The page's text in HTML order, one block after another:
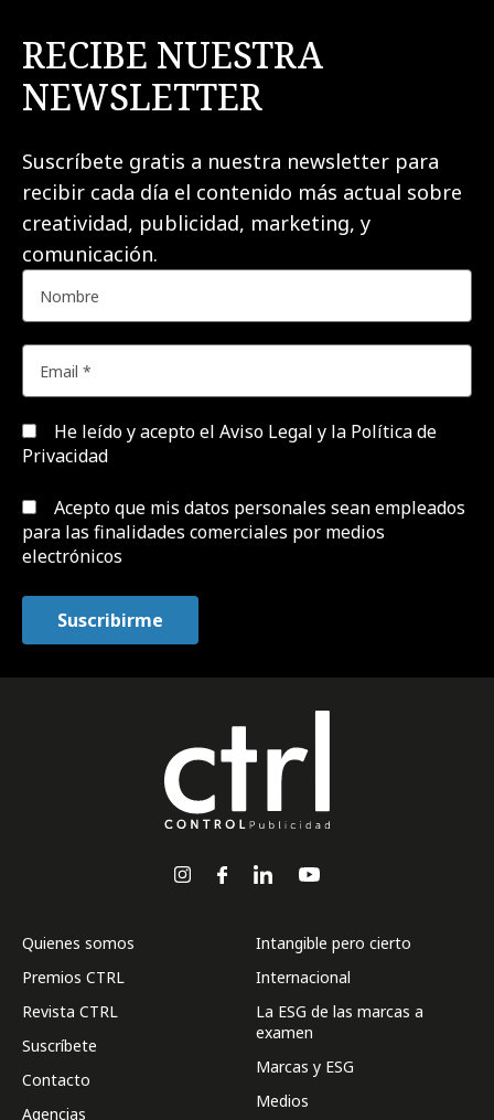
RECIBE NUESTRA
NEWSLETTER
Suscríbete gratis a nuestra newsletter para
recibir cada día el contenido más actual sobre
creatividad, publicidad, marketing, y
comunicación.
He leído y acepto el Aviso Legal y la Política de
Privacidad
Acepto que mis datos personales sean empleados
para las finalidades comerciales por medios
electrónicos
Quienes somos
Premios CTRL
Revista CTRL
Suscríbete
Contacto
Agencias
Intangible pero cierto
Internacional
La ESG de las marcas a
examen
Marcas y ESG
Medios